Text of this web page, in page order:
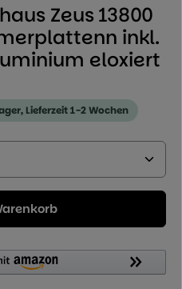
Zeus 13800
inkl.
eloxiert
Lieferzeit 1-2 Wochen
Sie den gewünschten